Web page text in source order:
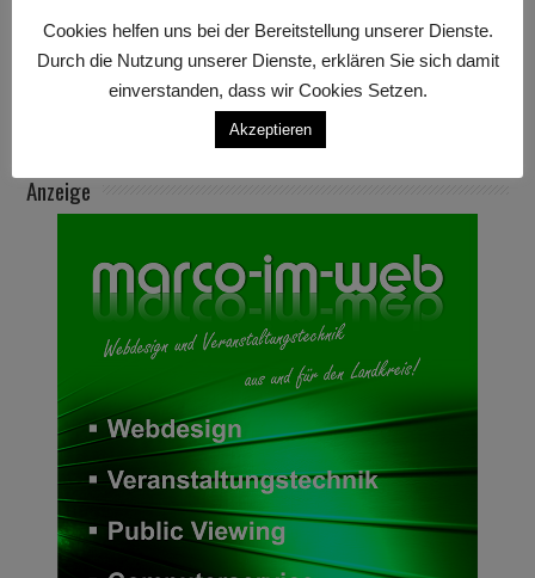
Anzeige
Cookies helfen uns bei der Bereitstellung unserer Dienste.
Durch die Nutzung unserer Dienste, erklären Sie sich damit
einverstanden, dass wir Cookies Setzen.
Akzeptieren